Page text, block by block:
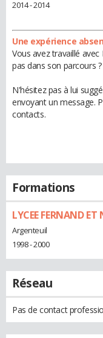
2014 - 2014
Une expérience
Vous avez travaillé
pas dans son parcours ?
N'hésitez pas à lui
envoyant un message.
contacts.
Formations
LYCEE FERNAND ET
Argenteuil
1998 - 2000
Réseau
Pas de contact